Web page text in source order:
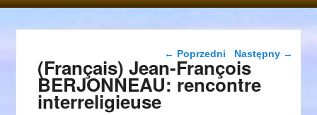
Nawigacja wpisu
← Poprzedni Następny →
(Français) Jean-François
BERJONNEAU: rencontre
interreligieuse